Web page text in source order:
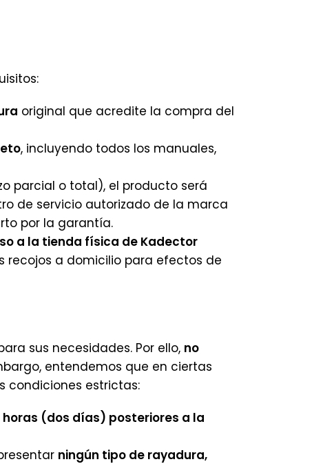
original que acredite la compra del
, incluyendo todos los manuales,
parcial o total), el producto será
de servicio autorizado de la marca
por la garantía.
a la tienda física de Kadector
recojos a domicilio para efectos de
sus necesidades. Por ello, no
entendemos que en ciertas
condiciones estrictas:
(dos días) posteriores a la
ningún tipo de rayadura,